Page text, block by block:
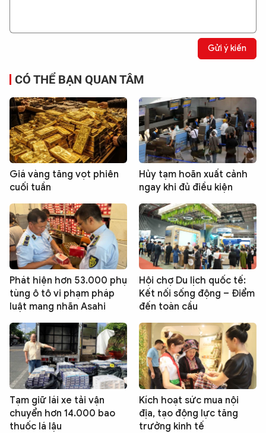
Gửi ý kiến
CÓ THỂ BẠN QUAN TÂM
Giá vàng tăng vọt phiên
cuối tuần
Hủy tạm hoãn xuất cảnh
ngay khi đủ điều kiện
Phát hiện hơn 53.000 phụ
tùng ô tô vi phạm pháp
luật mang nhãn Asahi
Hội chợ Du lịch quốc tế:
Kết nối sống động – Điểm
đến toàn cầu
Tạm giữ lái xe tải vận
chuyển hơn 14.000 bao
thuốc lá lậu
Kích hoạt sức mua nội
địa, tạo động lực tăng
trưởng kinh tế